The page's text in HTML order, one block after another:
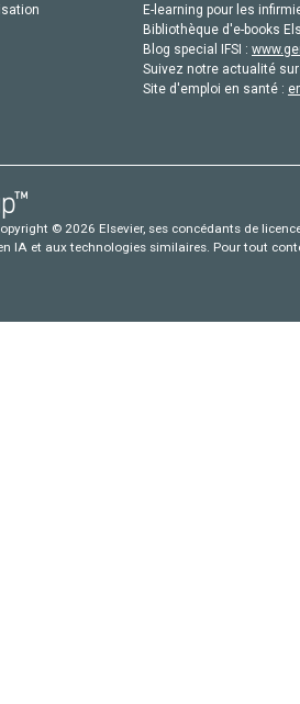
E-learning pour les
Bibliothèque d'e-books
Blog special IFSI :
Suivez notre actualité
Site d'emploi en santé :
© 2026 Elsevier, ses concédants de
IA et aux technologies similaires. Pour tout